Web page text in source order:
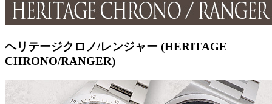
ヘリテージクロノ/レンジャー (HERITAGE
CHRONO/RANGER)